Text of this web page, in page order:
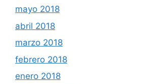
mayo 2018
abril 2018
marzo 2018
febrero 2018
enero 2018